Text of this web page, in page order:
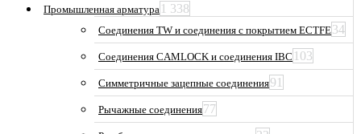
Промышленная арматура 1 338
Соединения TW и соединения с покрытием ECTFE34
Соединения CAMLOCK и соединения IBC 103
Симметричные зацепные соединения91
Рычажные соединения77